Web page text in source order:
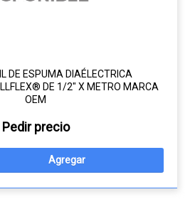
DE ESPUMA DIAÉLECTRICA
DE 1/2" X METRO MARCA
OEM
Pedir precio